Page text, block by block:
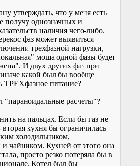
утверждать, что у меня есть
получу однозначных и
наличия чего-либо.
фаз может выявиться
трехфазной нагрузки,
моща одной фазы будет
И двух других фаз при
какой был бы вообще
ТРЕХфазное питание?
"параноидальные расчеты"?
на пальцах. Если бы газ не
кухня бы ограничилась
холодильником,
чайником. Кухней от этого она
просто резко потеряла бы в
Котел был бы